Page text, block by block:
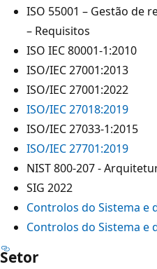
ISO 55001 – Gestão de
– Requisitos
ISO IEC 80001-1:2010
ISO/IEC 27001:2013
ISO/IEC 27001:2022
ISO/IEC 27018:2019
ISO/IEC 27033-1:2015
ISO/IEC 27701:2019
NIST 800-207 -
SIG 2022
Controlos do Sistema e
Controlos do Sistema e
Setor